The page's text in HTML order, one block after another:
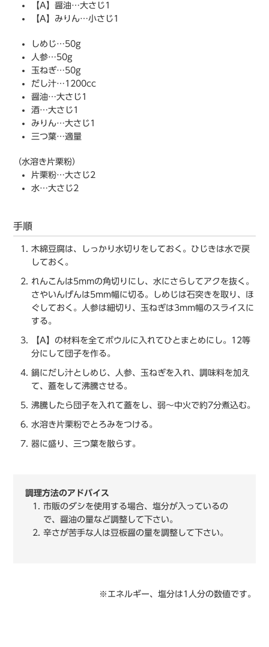
【A】醤油…大さじ1
【A】みりん…小さじ1
しめじ…50g
人参…50g
玉ねぎ…50g
だし汁…1200cc
醤油…大さじ1
酒…大さじ1
みりん…大さじ1
三つ葉…適量
（水溶き片栗粉）
片栗粉…大さじ2
水…大さじ2
手順
木綿豆腐は、しっかり水切りをしておく。ひじきは水で戻
しておく。
れんこんは5mmの角切りにし、水にさらしてアクを抜く。
さやいんげんは5mm幅に切る。しめじは石突きを取り、ほ
ぐしておく。人参は細切り、玉ねぎは3mm幅のスライスに
する。
【A】の材料を全てボウルに入れてひとまとめにし。12等
分にして団子を作る。
鍋にだし汁としめじ、人参、玉ねぎを入れ、調味料を加え
て、蓋をして沸騰させる。
沸騰したら団子を入れて蓋をし、弱～中火で約7分煮込む。
水溶き片栗粉でとろみをつける。
器に盛り、三つ葉を散らす。
調理方法のアドバイス
市販のダシを使用する場合、塩分が入っているの
で、醤油の量など調整して下さい。
辛さが苦手な人は豆板醤の量を調整して下さい。
※エネルギー、塩分は1人分の数値です。